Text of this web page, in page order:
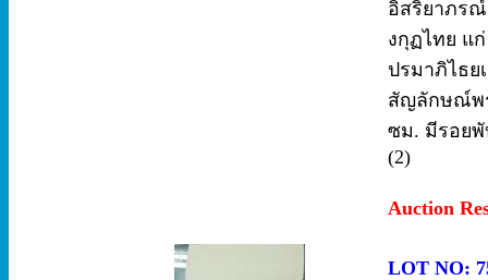
อิสริยาภร
งกุฏไทย แก่
ปรมาภิไธย
สัญลักษณ์พ
ซม. มีรอยพั
(2)
Auction
LOT NO: